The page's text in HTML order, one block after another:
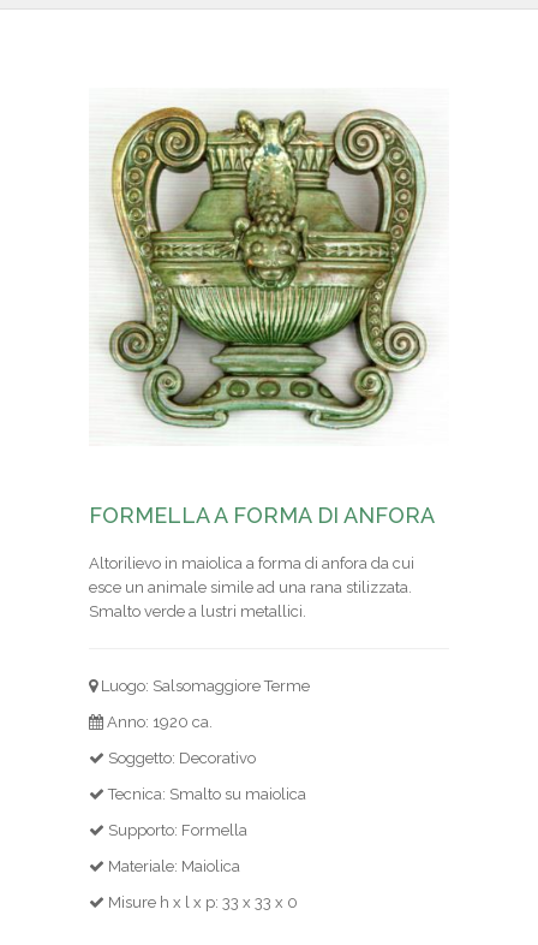
NEWS & EVENTI
CONTATTI
FORMELLA A FORMA DI ANFORA
Altorilievo in maiolica a forma di anfora da cui
esce un animale simile ad una rana stilizzata.
Smalto verde a lustri metallici.
Luogo: Salsomaggiore Terme
Anno: 1920 ca.
Soggetto: Decorativo
Tecnica: Smalto su maiolica
Supporto: Formella
Materiale: Maiolica
Misure h x l x p: 33 x 33 x 0